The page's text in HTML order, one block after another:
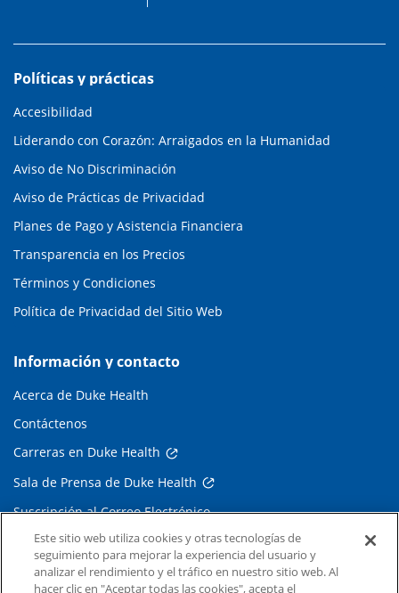
Políticas y prácticas
Accesibilidad
Liderando con Corazón: Arraigados en la Humanidad
Aviso de No Discriminación
Aviso de Prácticas de Privacidad
Planes de Pago y Asistencia Financiera
Transparencia en los Precios
Términos y Condiciones
Política de Privacidad del Sitio Web
Información y contacto
Acerca de Duke Health
Contáctenos
Carreras en Duke Health
Sala de Prensa de Duke Health
Suscripción al Correo Electrónico
Médicos Derivadores
Este sitio web utiliza cookies y otras tecnologías de
seguimiento para mejorar la experiencia del usuario y
analizar el rendimiento y el tráfico en nuestro sitio web. Al
hacer clic en "Aceptar todas las cookies", acepta el